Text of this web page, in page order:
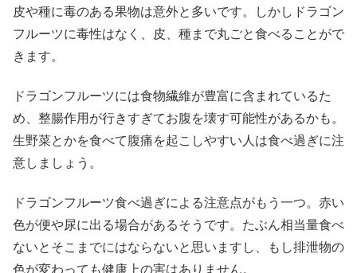
皮や種に毒のある果物は意外と多いです。しかしドラゴン
フルーツに毒性はなく、皮、種まで丸ごと食べることがで
きます。
ドラゴンフルーツには食物繊維が豊富に含まれているた
め、整腸作用が行きすぎてお腹を壊す可能性があるかも。
生野菜とかを食べて腹痛を起こしやすい人は食べ過ぎに注
意しましょう。
ドラゴンフルーツ食べ過ぎによる注意点がもう一つ。赤い
色が便や尿に出る場合があるそうです。たぶん相当量食べ
ないとそこまでにはならないと思いますし、もし排泄物の
色が変わっても健康上の害はありません。